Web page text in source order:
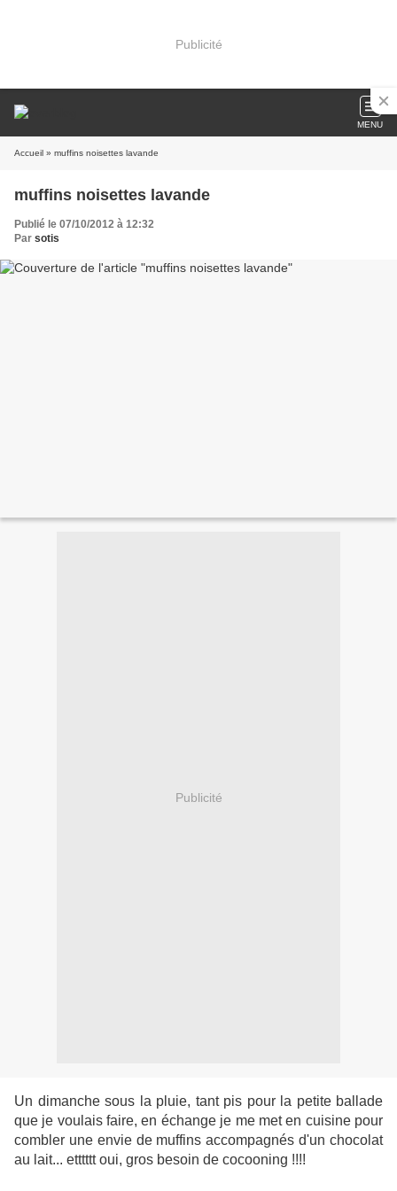
Publicité
MENU
Accueil » muffins noisettes lavande
muffins noisettes lavande
Publié le 07/10/2012 à 12:32
Par sotis
Publicité
Un dimanche sous la pluie, tant pis pour la petite ballade
que je voulais faire, en échange je me met en cuisine pour
combler une envie de muffins accompagnés d'un chocolat
au lait... etttttt oui, gros besoin de cocooning !!!!